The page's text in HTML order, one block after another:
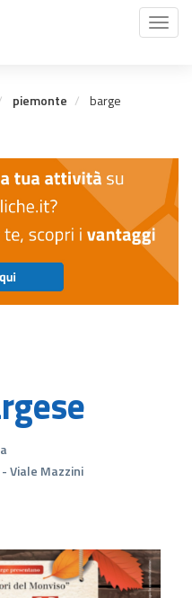
Toggle
piemonte
barge
Viale Mazzini